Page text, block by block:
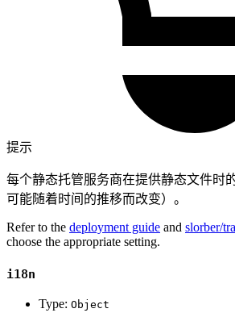
提示
每个静态托管服务商在提供静态文件时
可能随着时间的推移而改变）。
Refer to the deployment guide and slorber/
choose the appropriate setting.
i18n
Type: Object